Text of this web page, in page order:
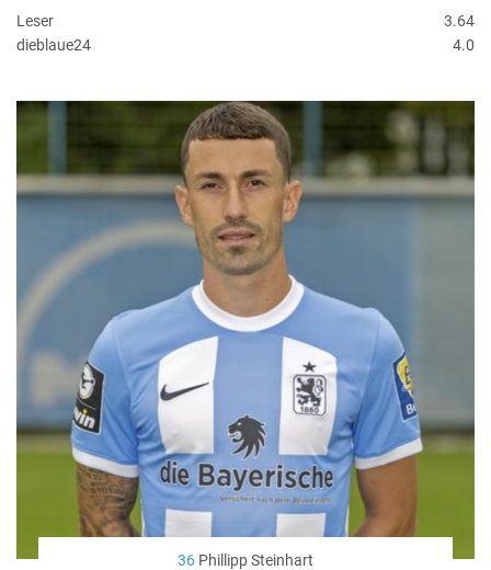
Leser
3.64
dieblaue24
4.0
36 Phillipp Steinhart